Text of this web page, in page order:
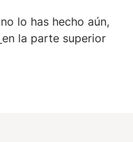
lo has hecho aún,
en la parte superior